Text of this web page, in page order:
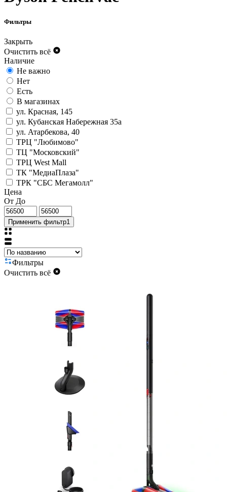
Фильтры
Закрыть
Очистить всё
Наличие
Не важно
Нет
Есть
В магазинах
ул. Красная, 145
ул. Кубанская Набережная 35а
ул. Атарбекова, 40
ТРЦ "Любимово"
ТЦ "Московский"
ТРЦ West Mall
ТК "МедиаПлаза"
ТРК "СБС Мегамолл"
Цена
От До
Применить фильтр1
Фильтры
Очистить всё